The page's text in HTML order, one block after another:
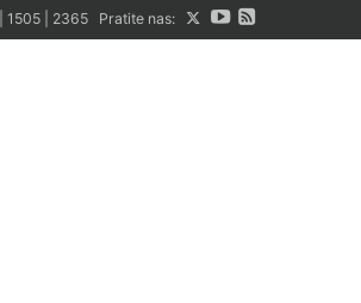
1505| 2365Pratite nas: